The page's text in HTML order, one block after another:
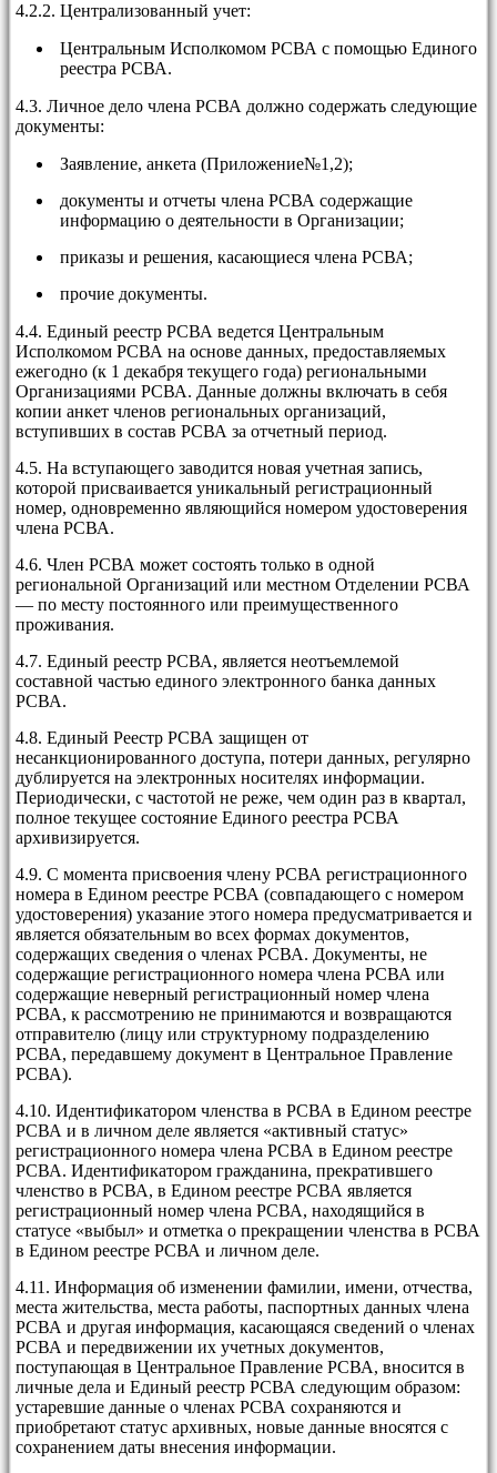
4.2.2. Централизованный учет:
Центральным Исполкомом РСВА с помощью Единого
реестра РСВА.
4.3. Личное дело члена РСВА должно содержать следующие
документы:
Заявление, анкета (Приложение№1,2);
документы и отчеты члена РСВА содержащие
информацию о деятельности в Организации;
приказы и решения, касающиеся члена РСВА;
прочие документы.
4.4. Единый реестр РСВА ведется Центральным
Исполкомом РСВА на основе данных, предоставляемых
ежегодно (к 1 декабря текущего года) региональными
Организациями РСВА. Данные должны включать в себя
копии анкет членов региональных организаций,
вступивших в состав РСВА за отчетный период.
4.5. На вступающего заводится новая учетная запись,
которой присваивается уникальный регистрационный
номер, одновременно являющийся номером удостоверения
члена РСВА.
4.6. Член РСВА может состоять только в одной
региональной Организаций или местном Отделении РСВА
— по месту постоянного или преимущественного
проживания.
4.7. Единый реестр РСВА, является неотъемлемой
составной частью единого электронного банка данных
РСВА.
4.8. Единый Реестр РСВА защищен от
несанкционированного доступа, потери данных, регулярно
дублируется на электронных носителях информации.
Периодически, с частотой не реже, чем один раз в квартал,
полное текущее состояние Единого реестра РСВА
архивизируется.
4.9. С момента присвоения члену РСВА регистрационного
номера в Едином реестре РСВА (совпадающего с номером
удостоверения) указание этого номера предусматривается и
является обязательным во всех формах документов,
содержащих сведения о членах РСВА. Документы, не
содержащие регистрационного номера члена РСВА или
содержащие неверный регистрационный номер члена
РСВА, к рассмотрению не принимаются и возвращаются
отправителю (лицу или структурному подразделению
РСВА, передавшему документ в Центральное Правление
РСВА).
4.10. Идентификатором членства в РСВА в Едином реестре
РСВА и в личном деле является «активный статус»
регистрационного номера члена РСВА в Едином реестре
РСВА. Идентификатором гражданина, прекратившего
членство в РСВА, в Едином реестре РСВА является
регистрационный номер члена РСВА, находящийся в
статусе «выбыл» и отметка о прекращении членства в РСВА
в Едином реестре РСВА и личном деле.
4.11. Информация об изменении фамилии, имени, отчества,
места жительства, места работы, паспортных данных члена
РСВА и другая информация, касающаяся сведений о членах
РСВА и передвижении их учетных документов,
поступающая в Центральное Правление РСВА, вносится в
личные дела и Единый реестр РСВА следующим образом:
устаревшие данные о членах РСВА сохраняются и
приобретают статус архивных, новые данные вносятся с
сохранением даты внесения информации.